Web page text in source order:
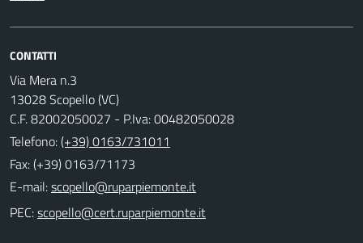
CONTATTI
Via Mera n.3
13028 Scopello (VC)
C.F. 82002050027 - P.Iva: 00482050028
Telefono:(+39) 0163/731011
Fax: (+39) 0163/71173
E-mail:
PEC: